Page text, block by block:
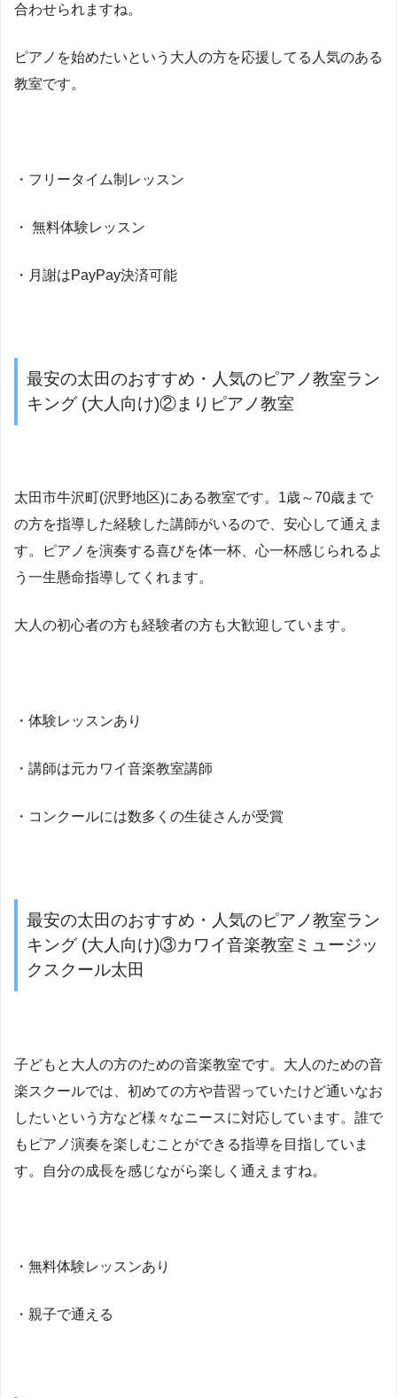
合わせられますね。
ピアノを始めたいという大人の方を応援してる人気のある
教室です。
・フリータイム制レッスン
・ 無料体験レッスン
・月謝はPayPay決済可能
最安の太田のおすすめ・人気のピアノ教室ラン
キング (大人向け)②まりピアノ教室
太田市牛沢町(沢野地区)にある教室です。1歳～70歳まで
の方を指導した経験した講師がいるので、安心して通えま
す。ピアノを演奏する喜びを体一杯、心一杯感じられるよ
う一生懸命指導してくれます。
大人の初心者の方も経験者の方も大歓迎しています。
・体験レッスンあり
・講師は元カワイ音楽教室講師
・コンクールには数多くの生徒さんが受賞
最安の太田のおすすめ・人気のピアノ教室ラン
キング (大人向け)③カワイ音楽教室ミュージッ
クスクール太田
子どもと大人の方のための音楽教室です。大人のための音
楽スクールでは、初めての方や昔習っていたけど通いなお
したいという方など様々なニースに対応しています。誰で
もピアノ演奏を楽しむことができる指導を目指していま
す。自分の成長を感じながら楽しく通えますね。
・無料体験レッスンあり
・親子で通える